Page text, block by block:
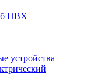
ПВХ
устройства